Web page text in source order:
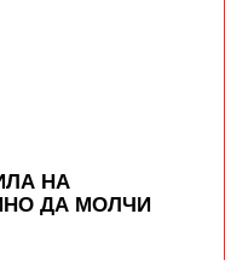
НА
ДА МОЛЧИ